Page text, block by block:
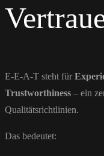
E-E-A-T steht für
Trustworthiness – ein
Qualitätsrichtlinien.
Das bedeutet: